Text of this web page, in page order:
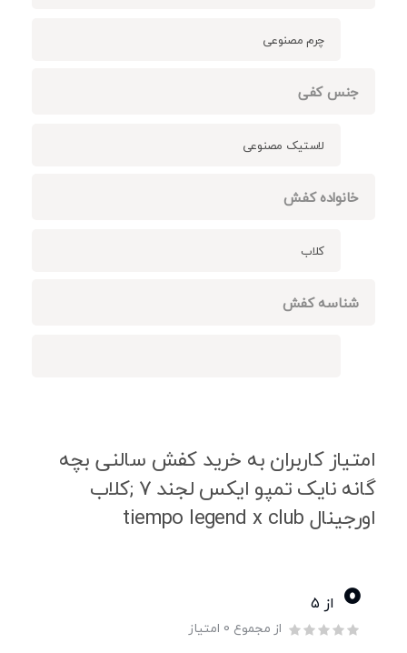
چرم مصنوعی
جنس کفی
لاستیک مصنوعی
خانواده کفش
کلاب
شناسه کفش
امتیاز کاربران به خرید کفش سالنی بچه
گانه نایک تمپو ایکس لجند 7 ;کلاب
اورجینال tiempo legend x club
0 از ۵
از مجموع 0 امتیاز